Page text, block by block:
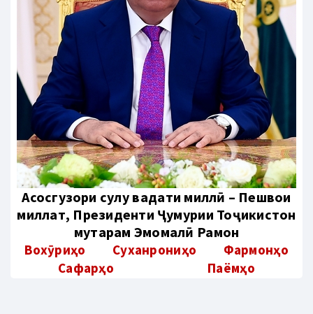
Aсосгузори сулҳу ваҳдати миллӣ – Пешвои
миллат, Президенти Ҷумҳурии Тоҷикистон
муҳтарам Эмомалӣ Раҳмон
Вохӯриҳо Суханрониҳо
Фармонҳо
Сафарҳо
Паёмҳо